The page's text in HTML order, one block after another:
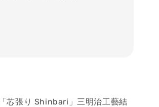
芯張り Shinbari」三明治工藝結